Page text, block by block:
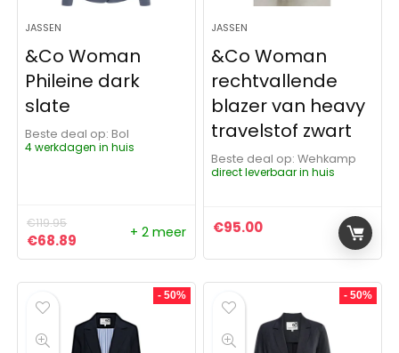
JASSEN
&Co Woman
Phileine dark
slate
Beste deal op:
Bol
4 werkdagen in huis
€119.95
Oorspronkelijke prijs was: €119.95.
€68.89 Huidige prijs is: €68.89.
+ 2 meer
JASSEN
&Co Woman
rechtvallende
blazer van heavy
travelstof zwart
Beste deal op:
Wehkamp
direct leverbaar in huis
€95.00
- 50% - 50%